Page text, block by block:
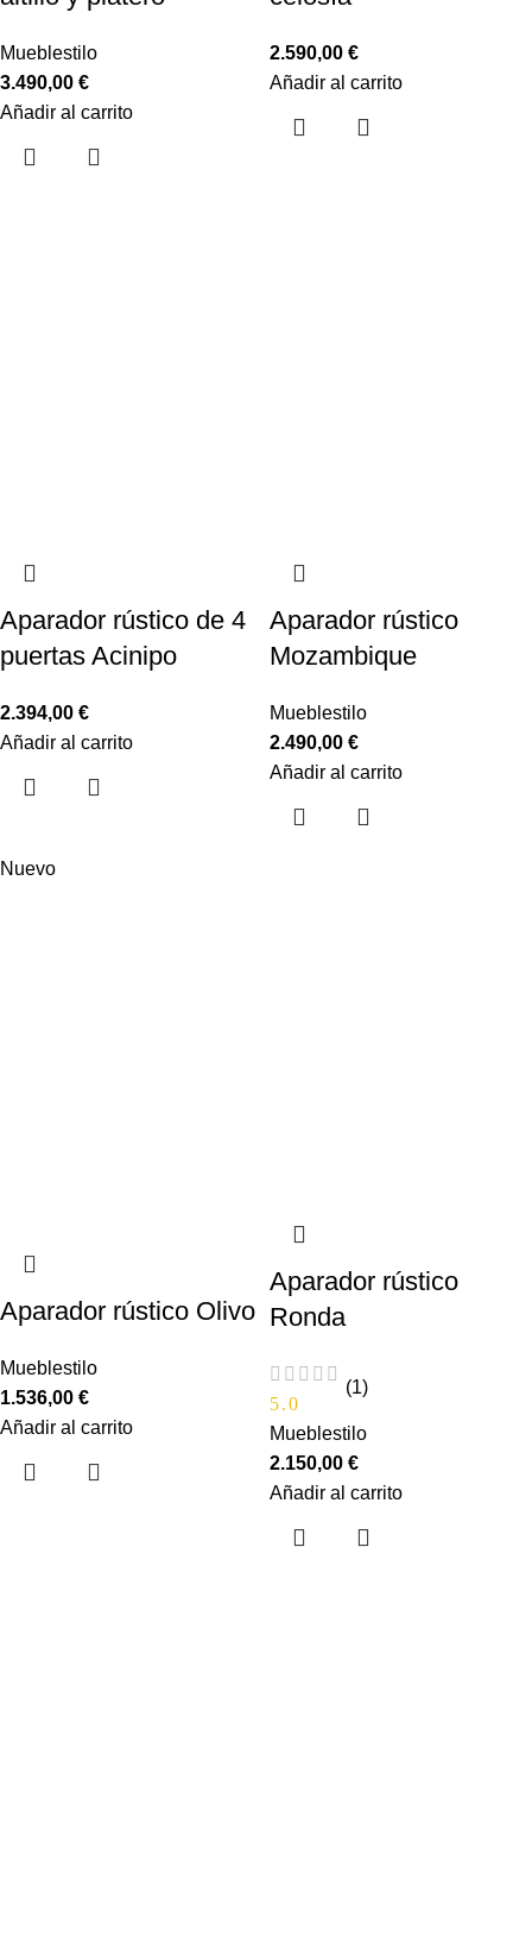
Mueblestilo
3.490,00 €
Añadir al carrito
2.590,00 €
Añadir al carrito
Aparador rústico de 4
puertas Acinipo
2.394,00 €
Añadir al carrito
Aparador rústico
Mozambique
Mueblestilo
2.490,00 €
Añadir al carrito
Nuevo
Aparador rústico Olivo
Mueblestilo
1.536,00 €
Añadir al carrito
Aparador rústico
Ronda
5.0
(1)
Mueblestilo
2.150,00 €
Añadir al carrito